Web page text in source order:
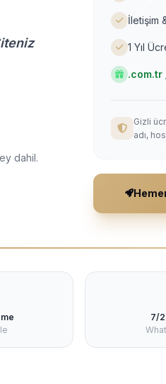
dahil.
İletişim
1 Yıl
.com.tr
Gizli
adı,
7/